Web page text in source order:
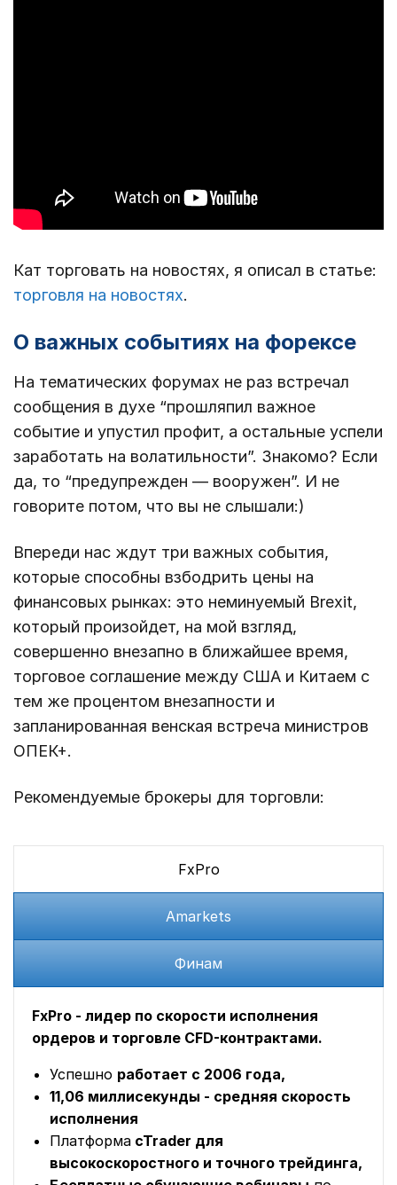
Кат торговать на новостях, я описал в статье:
торговля на новостях.
О важных событиях на форексе
На тематических форумах не раз встречал
сообщения в духе “прошляпил важное
событие и упустил профит, а остальные успели
заработать на волатильности”. Знакомо? Если
да, то “предупрежден — вооружен”. И не
говорите потом, что вы не слышали:)
Впереди нас ждут три важных события,
которые способны взбодрить цены на
финансовых рынках: это неминуемый Brexit,
который произойдет, на мой взгляд,
совершенно внезапно в ближайшее время,
торговое соглашение между США и Китаем с
тем же процентом внезапности и
запланированная венская встреча министров
ОПЕК+.
Рекомендуемые брокеры для торговли:
FxPro
Amarkets
Финам
FxPro - лидер по скорости исполнения
ордеров и торговле CFD-контрактами.
Успешно работает с 2006 года,
11,06 миллисекунды - средняя скорость
исполнения
Платформа cTrader для
высокоскоростного и точного трейдинга,